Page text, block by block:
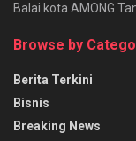
Balai kota AMONG
Browse by
Berita Terkini
Bisnis
Breaking News